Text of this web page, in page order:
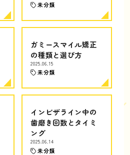
未分類
ガミースマイル矯正
の種類と選び方
2025.06.15
未分類
インビザライン中の
歯磨き回数とタイミ
ング
2025.06.14
未分類